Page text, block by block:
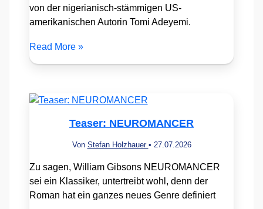
von der nigerianisch-stämmigen US-
amerikanischen Autorin Tomi Adeyemi.
Read More »
Teaser: NEUROMANCER
Von Stefan Holzhauer • 27.07.2026
Zu sagen, William Gibsons NEUROMANCER
sei ein Klassiker, untertreibt wohl, denn der
Roman hat ein ganzes neues Genre definiert